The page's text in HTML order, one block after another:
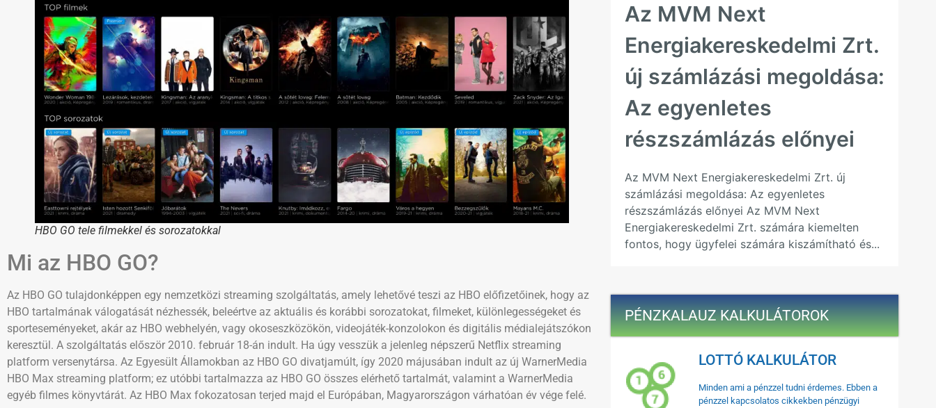
HBO GO tele filmekkel és sorozatokkal
Mi az HBO GO?
Az HBO GO tulajdonképpen egy nemzetközi streaming szolgáltatás, amely lehetővé teszi az HBO előfizetőinek, hogy az
HBO tartalmának válogatását nézhessék, beleértve az aktuális és korábbi sorozatokat, filmeket, különlegességeket és
sporteseményeket, akár az HBO webhelyén, vagy okoseszközökön, videojáték-konzolokon és digitális médialejátszókon
keresztül. A szolgáltatás először 2010. február 18-án indult. Ha úgy vesszük a jelenleg népszerű Netflix streaming
platform versenytársa. Az Egyesült Államokban az HBO GO divatjamúlt, így 2020 májusában indult az új WarnerMedia
HBO Max streaming platform; ez utóbbi tartalmazza az HBO GO összes elérhető tartalmát, valamint a WarnerMedia
egyéb filmes könyvtárát. Az HBO Max fokozatosan terjed majd el Európában, Magyarországon várhatóan év vége felé.
Az MVM Next
Energiakereskedelmi Zrt.
új számlázási megoldása:
Az egyenletes
részszámlázás előnyei
Az MVM Next Energiakereskedelmi Zrt. új
számlázási megoldása: Az egyenletes
részszámlázás előnyei Az MVM Next
Energiakereskedelmi Zrt. számára kiemelten
fontos, hogy ügyfelei számára kiszámítható és...
PÉNZKALAUZ KALKULÁTOROK
LOTTÓ KALKULÁTOR
Minden ami a pénzzel tudni érdemes. Ebben a
pénzzel kapcsolatos cikkekben pénzügyi